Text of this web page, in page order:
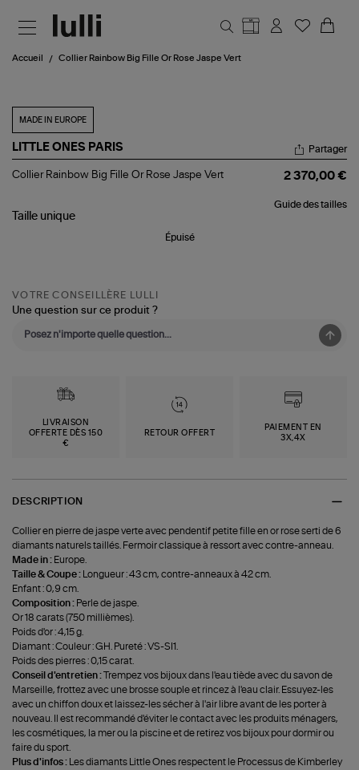
Accueil Collier Rainbow Big Fille Or Rose Jaspe Vert
MADE IN EUROPE
LITTLE ONES PARIS
Collier
Fille
Or
Partager
Collier Rainbow Big Fille Or Rose Jaspe Vert 2 370,00 €
Guide des tailles
Taille unique
Épuisé
VOTRE CONSEILLÈRE LULLI
Une question sur ce produit ?
LIVRAISON
OFFERTE DÈS 150
€
RETOUR OFFERT
PAIEMENT EN
3X,4X
DESCRIPTION
Collier en pierre de jaspe verte avec pendentif petite fille en or rose serti de 6
diamants naturels taillés. Fermoir classique à ressort avec contre-anneau.
Made in : Europe.
Taille & Coupe :
Longueur : 43 cm, contre-anneaux à 42 cm.
Enfant : 0,9 cm.
Composition : Perle de jaspe.
Or 18 carats (750 millièmes).
Poids d'or : 4,15 g.
Diamant : Couleur : GH. Pureté : VS-SI1.
Poids des pierres : 0,15 carat.
Conseil d'entretien :Trempez vos bijoux dans l'eau tiède avec du savon de
Marseille, frottez avec une brosse souple et rincez à l'eau clair. Essuyez-les
avec un chiffon doux et laissez-les sécher à l'air libre avant de les porter à
nouveau. Il est recommandé d'éviter le contact avec les produits ménagers,
les cosmétiques, la mer ou la piscine et de retirez vos bijoux pour dormir ou
faire du sport.
Plus d'infos :
Les diamants Little Ones respectent le Processus de Kimberley